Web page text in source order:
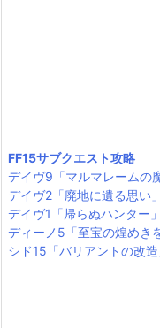
FF15サブクエスト攻略
デイヴ9「マルマレームの
デイヴ2「廃地に遺る思い
デイヴ1「帰らぬハンター
ディーノ5「至宝の煌めき
シド15「バリアントの改